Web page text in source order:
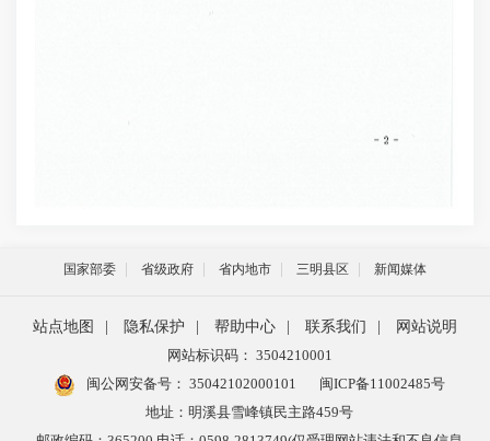
国家部委 省级政府 省内地市 三明县区 新闻媒体
站点地图 隐私保护 帮助中心 联系我们
网站说明
网站标识码： 3504210001
闽公网安备号： 35042102000101
闽ICP备11002485号
地址：明溪县雪峰镇民主路459号